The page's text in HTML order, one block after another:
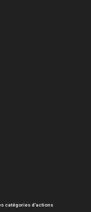
catégories d’actions